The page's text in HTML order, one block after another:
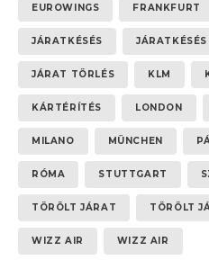
EUROWINGS FRANKFURT
JÁRATKÉSÉS JÁRATKÉSÉS
JÁRAT TÖRLÉS KLM
KÁRTÉRÍTÉS LONDON
MILANO MÜNCHEN
RÓMA STUTTGART
TÖRÖLT JÁRAT TÖRÖLT
WIZZ AIR WIZZ AIR